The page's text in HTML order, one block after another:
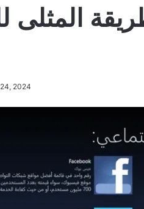
المثلى
2024